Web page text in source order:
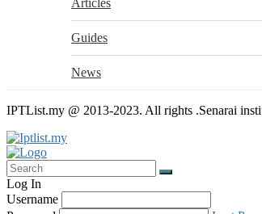
Articles
Guides
News
IPTList.my @ 2013-2023. All rights .Senarai
Log In
Username